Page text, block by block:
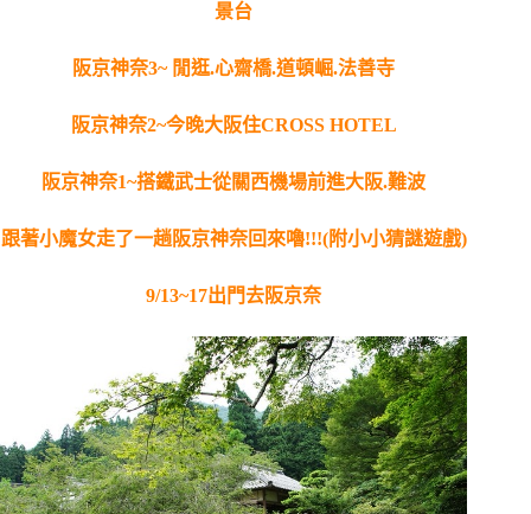
景台
阪京神奈3~ 閒逛.心齋橋.道頓崛.法善寺
阪京神奈2~今晚大阪住CROSS HOTEL
阪京神奈1~搭鐵武士從關西機場前進大阪.難波
跟著小魔女走了一趟阪京神奈回來嚕!!!(附小小猜謎遊戲)
9/13~17出門去阪京奈